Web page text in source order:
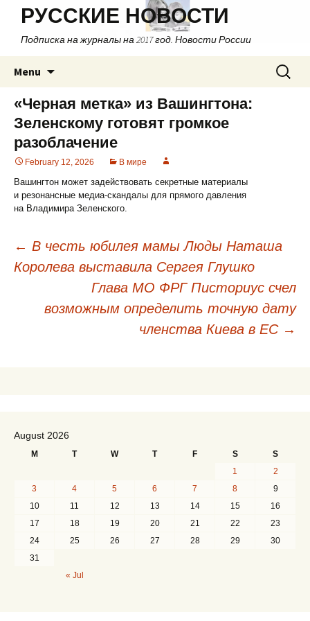
РУССКИЕ НОВОСТИ
Подписка на журналы на 2017 год. Новости России
Menu
content
Search
for:
«Черная метка» из Вашингтона:
Зеленскому готовят громкое
разоблачение
February 12, 2026 В мире
Вашингтон может задействовать секретные материалы
и резонансные медиа-скандалы для прямого давления
на Владимира Зеленского.
Post
← В честь юбилея мамы Люды Наташа
Королева выставила Сергея Глушко
Глава МО ФРГ Писториус счел
возможным определить точную дату
членства Киева в ЕС →
August 2026
M T W T F S S
« Jul
1
2
3
4 5 6 7 8
9
10
11 12 13 14 15
16
17
18 19 20 21 22
23
24
25 26 27 28 29
30
31